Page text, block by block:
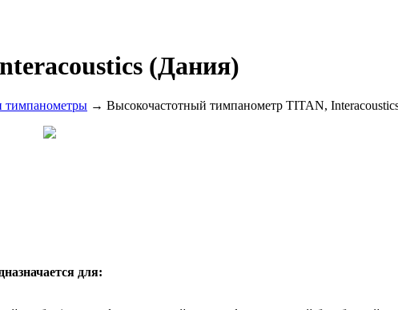
(Дания)
тимпанометры → Высокочастотный тимпанометр TITAN,
для: